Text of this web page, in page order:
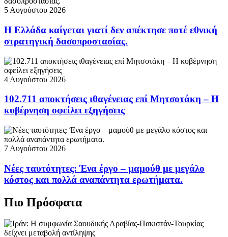
5 Αυγούστου 2026
Η Ελλάδα καίγεται γιατί δεν απέκτησε ποτέ εθνική
στρατηγική δασοπροστασίας.
4 Αυγούστου 2026
102.711 αποκτήσεις ιθαγένειας επί Μητσοτάκη – Η
κυβέρνηση οφείλει εξηγήσεις
7 Αυγούστου 2026
Νέες ταυτότητες: Ένα έργο – μαμούθ με μεγάλο
κόστος και πολλά αναπάντητα ερωτήματα.
Πιο Πρόσφατα